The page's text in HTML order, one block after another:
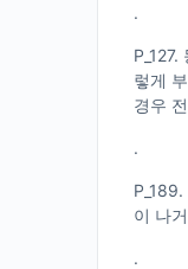
.
렇게
경우
.
이 나
.